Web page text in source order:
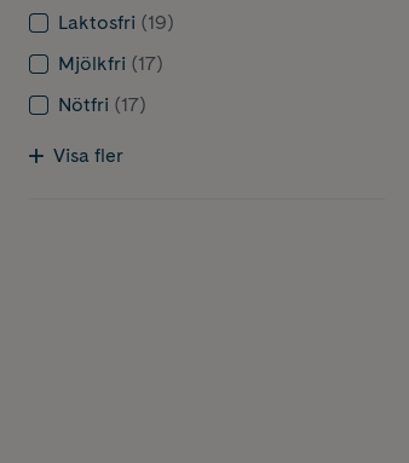
Laktosfri (19)
Mjölkfri (17)
Nötfri (17)
Visa fler